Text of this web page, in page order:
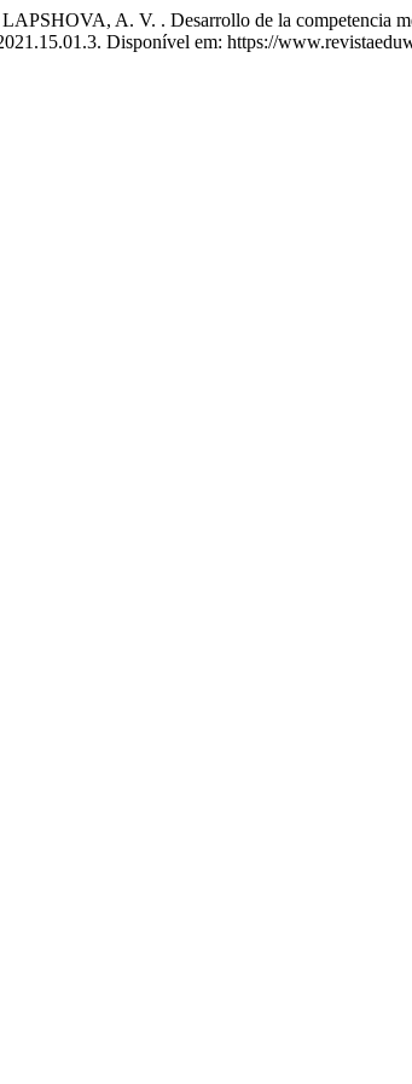
A. V. . Desarrollo de la competencia
Disponível em: https://